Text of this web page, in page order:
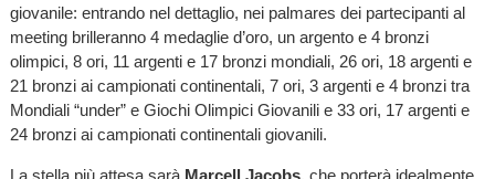
giovanile: entrando nel dettaglio, nei palmares dei partecipanti al
meeting brilleranno 4 medaglie d’oro, un argento e 4 bronzi
olimpici, 8 ori, 11 argenti e 17 bronzi mondiali, 26 ori, 18 argenti e
21 bronzi ai campionati continentali, 7 ori, 3 argenti e 4 bronzi tra
Mondiali “under” e Giochi Olimpici Giovanili e 33 ori, 17 argenti e
24 bronzi ai campionati continentali giovanili.